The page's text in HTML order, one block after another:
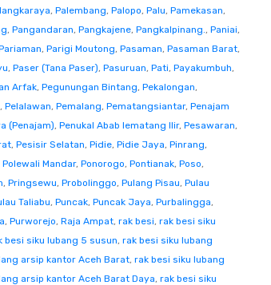
, Palembang, Palopo, Palu, Pamekasan,
, Pangandaran, Pangkajene, Pangkalpinang., Paniai,
, Parigi Moutong, Pasaman, Pasaman Barat,
, Paser (Tana Paser), Pasuruan, Pati, Payakumbuh,
Arfak, Pegunungan Bintang, Pekalongan,
, Pelalawan, Pemalang, Pematangsiantar, Penajam
(Penajam), Penukal Abab lematang Ilir, Pesawaran,
, Pesisir Selatan, Pidie, Pidie Jaya, Pinrang,
Polewali Mandar, Ponorogo, Pontianak, Poso,
, Pringsewu, Probolinggo, Pulang Pisau, Pulau
Taliabu, Puncak, Puncak Jaya, Purbalingga,
, Purworejo, Raja Ampat, rak besi, rak besi siku
besi siku lubang 5 susun, rak besi siku lubang
arsip kantor Aceh Barat, rak besi siku lubang
arsip kantor Aceh Barat Daya, rak besi siku